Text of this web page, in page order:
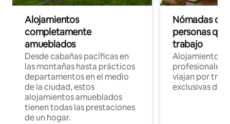
Alojamientos
completamente
amueblados
Desde cabañas pacíficas en
las montañas hasta prácticos
departamentos en el medio
de la ciudad, estos
alojamientos amueblados
tienen todas las prestaciones
de un hogar.
Nómadas
personas
trabajo
Alojamientos
profesionales
viajan por
exclusivas de